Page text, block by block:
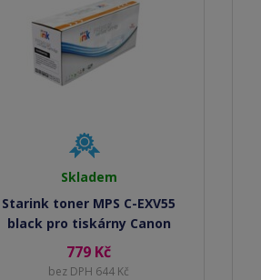
Skladem
Starink toner MPS C-EXV55
black pro tiskárny Canon
779 Kč
bez DPH 644 Kč